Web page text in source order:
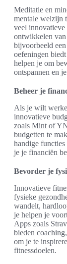
Meditatie en
mentale welzijn
veel innovatieve
ontwikkelen van
bijvoorbeeld
oefeningen
helpen je om
ontspannen en
Beheer je
Als je wilt
innovatieve
zoals Mint of
budgetten te
handige
je je financiën
Bevorder je
Innovatieve
fysieke
wandelt,
je helpen je
Apps zoals
bieden
om je te
fitnessdoelen.